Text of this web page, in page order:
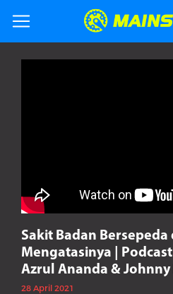
Sakit Badan Bersepeda
Mengatasinya |
Azrul Ananda & Johnny
28 April 2021